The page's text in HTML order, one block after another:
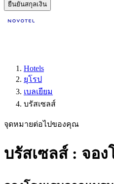
ยืนยันสกุลเงิน
Hotels
ยุโรป
เบลเยียม
บรัสเซลส์
จุดหมายต่อไปของคุณ
บรัสเซลส์ : จอง